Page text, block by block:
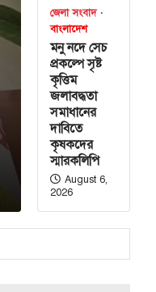
জেলা সংবাদ
বাংলাদেশ
মনু নদে সেচ
প্রকল্পে সৃষ্ট
কৃত্তিম
জলাবদ্ধতা
সমাধানের
দাবিতে
কৃষকদের
স্মারকলিপি
August 6,
2026